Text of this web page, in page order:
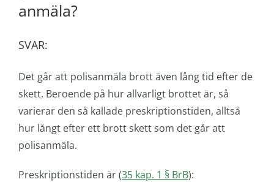
anmäla?
SVAR:
Det går att polisanmäla brott även lång tid efter de
skett. Beroende på hur allvarligt brottet är, så
varierar den så kallade preskriptionstiden, alltså
hur långt efter ett brott skett som det går att
polisanmäla.
Preskriptionstiden är (35 kap. 1 § BrB):